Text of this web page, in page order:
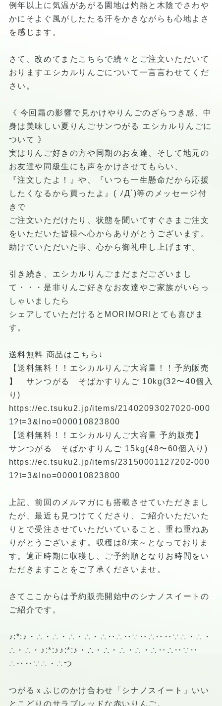
例年以上に気温があがる園地は灼熱と木陰でさわや
かにそよぐ風がしたたる汗をかきながらも心地よさ
を感じます。
さて、改めてまたこちらで続々とご注文いただいて
おりますエシカルりんごについて一言言わせてくだ
さい。
《 今回霜の影響で見かけやりんごのざらつき感、中
身は美味しい夏りんごサンつがる エシカルりんごに
ついて 》
実はりんご好きの方や同期のお友達、そして地元の
お友達や同級生にも声をかけさせてもらい、
『注文したよ！』や、『いつも一生懸命だから応援
したくなるから買ったよ』( ﾉД`)等のメッセージ付
きで
ご注文いただけたり、状態を聞いてすぐさまご注文
をいただいた皆様へ心からありがとうございます。
助けていただいた事、心から御礼申し上げます。
引き続き、エシカルりんごまだまだございまし
て・・・是非りんご好きなお友達やご家族がいらっ
しゃいましたら
シェアしていただけるとMORIMORIとても喜びま
す。
送料無料 商品はこちら↓
【送料無料！！エシカルりんご大容量！！予約販売
】 サンつがる そばかすりんご 10kg(32〜40個入
り)
https://ec.tsuku2.jp/items/21402093027020-000
1?t=3&Ino=000010823800
【送料無料！！エシカルりんご大容量 予約販売】
サンつがる そばかすりんご 15kg(48〜60個入り)
https://ec.tsuku2.jp/items/23150001127202-000
1?t=3&Ino=000010823800
上記、前回のメルマガにも搭載させていただきまし
たが、最近も見つけてくださり、ご紹介いただいた
りとで受注させていただいていること、重ね重ねあ
りがとうございます。収穫は8/末～となっておりま
す。適正時期に収穫し、ご予約順となりお時間をい
ただきますことをご了承くださいませ。
さてここからは予約販売開始中のシナノスイートの
ご紹介です。
♪:*:♪・∴・∴・∴・∴・∴‥∴‥∵‥∴‥‥∵∴・∴・
∴・∴・♪:*:♪♪:*:♪・∴・∴・∴・∴・∴‥∴‥∵‥
∴‥‥∵∴・∴つ
つがるｘふじのかけ合わせ「シナノスイート」いい
とこどりのサラブレッドな赤いりんご。